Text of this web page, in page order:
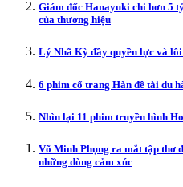
Giám đốc Hanayuki chi hơn 5
của thương hiệu
Lý Nhã Kỳ đầy quyền lực và
6 phim cổ trang Hàn đề tài du
Nhìn lại 11 phim truyền hình
Võ Minh Phụng ra mắt tập thơ
những dòng cảm xúc